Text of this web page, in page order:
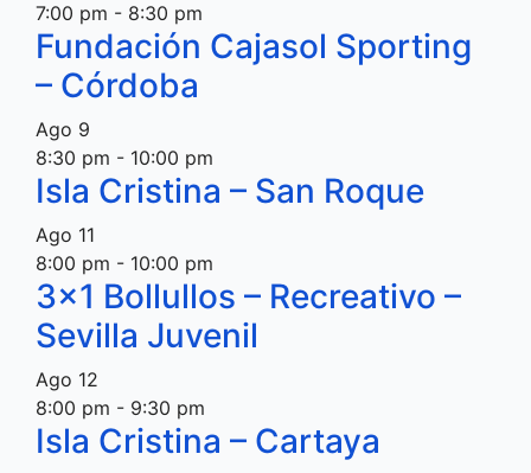
7:00 pm - 8:30 pm
Fundación Cajasol Sporting
– Córdoba
Ago 9
8:30 pm - 10:00 pm
Isla Cristina – San Roque
Ago 11
8:00 pm - 10:00 pm
3×1 Bollullos – Recreativo –
Sevilla Juvenil
Ago 12
8:00 pm - 9:30 pm
Isla Cristina – Cartaya